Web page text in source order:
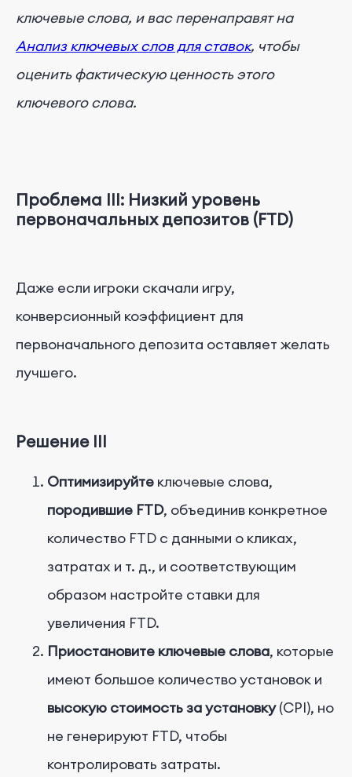
ключевые слова, и вас перенаправят на
Анализ ключевых слов для ставок, чтобы
оценить фактическую ценность этого
ключевого слова.
Проблема III: Низкий уровень
первоначальных депозитов (FTD)
Даже если игроки скачали игру,
конверсионный коэффициент для
первоначального депозита оставляет желать
лучшего.
Решение III
Оптимизируйте ключевые слова,
породившие FTD, объединив конкретное
количество FTD с данными о кликах,
затратах и т. д., и соответствующим
образом настройте ставки для
увеличения FTD.
Приостановите ключевые слова, которые
имеют большое количество установок и
высокую стоимость за установку(CPI), но
не генерируют FTD, чтобы
контролировать затраты.